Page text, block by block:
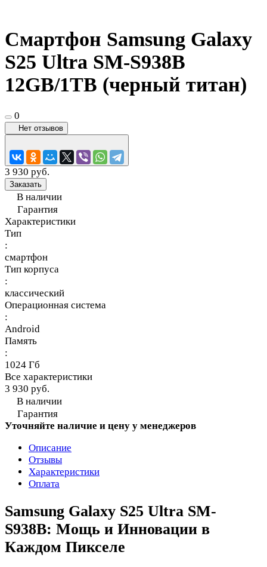
Смартфон Samsung Galaxy
S25 Ultra SM-S938B
12GB/1TB (черный титан)
0
Нет отзывов
3 930 руб.
Заказать
В наличии
Гарантия
Характеристики
Тип
:
смартфон
Тип корпуса
:
классический
Операционная система
:
Android
Память
:
1024 Гб
Все характеристики
3 930 руб.
В наличии
Гарантия
Уточняйте наличие и цену у менеджеров
Описание
Отзывы
Характеристики
Оплата
Samsung Galaxy S25 Ultra SM-
S938B: Мощь и Инновации в
Каждом Пикселе